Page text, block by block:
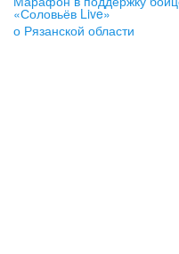
«Соловьёв Live»
о Рязанской области